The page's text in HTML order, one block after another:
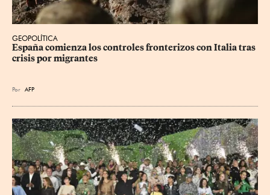
GEOPOLÍTICA
España comienza los controles fronterizos con Italia tras
crisis por migrantes
Por AFP